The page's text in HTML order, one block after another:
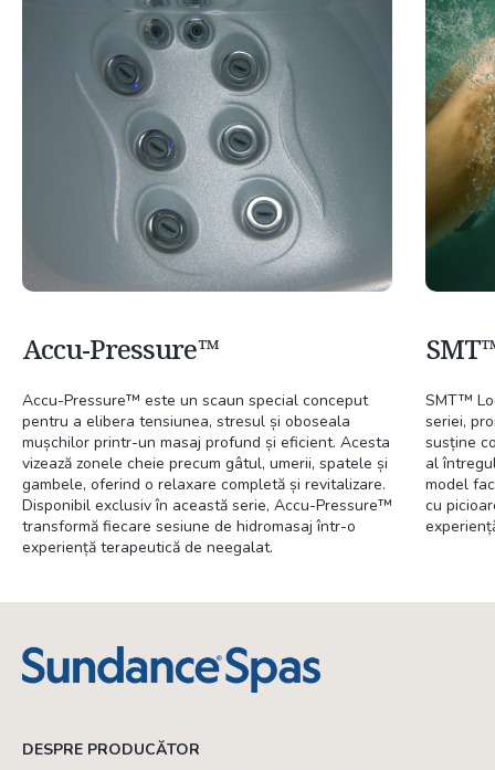
Accu-Pressure™
Accu-Pressure™ este un scaun special conceput
pentru a elibera tensiunea, stresul și oboseala
mușchilor printr-un masaj profund și eficient. Acesta
vizează zonele cheie precum gâtul, umerii, spatele și
gambele, oferind o relaxare completă și revitalizare.
Disponibil exclusiv în această serie, Accu-Pressure™
transformă fiecare sesiune de hidromasaj într-o
experiență terapeutică de neegalat.
SMT™
seriei,
susține
al
model
cu
DESPRE PRODUCĂTOR